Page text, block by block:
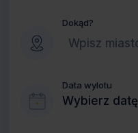
Dokąd?
Data wylotu
Wybierz datę